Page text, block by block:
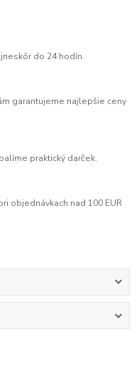
do 24 hodín.
garantujeme najlepšie ceny
praktický darček.
objednávkach nad 100 EUR